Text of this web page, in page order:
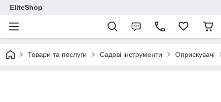
EliteShop
Товари та послуги Садові інструменти Оприскувачі